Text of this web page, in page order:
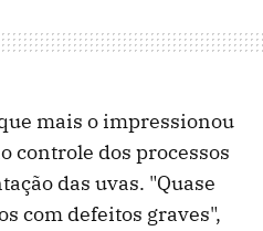
mais o impressionou
controle dos processos
das uvas. "Quase
com defeitos graves",